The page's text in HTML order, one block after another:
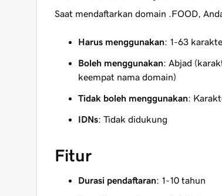
Saat mendaftarkan domain .FOOD,
Harus menggunakan: 1-63
Boleh menggunakan: Abjad
keempat nama domain)
Tidak boleh menggunakan:
IDNs: Tidak didukung
Fitur
Durasi pendaftaran: 1-10 tahun